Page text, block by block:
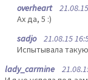
overheart21.08.15
Ах да, 5 :)
sadjo21.08.15
Испытывала
lady_carmine